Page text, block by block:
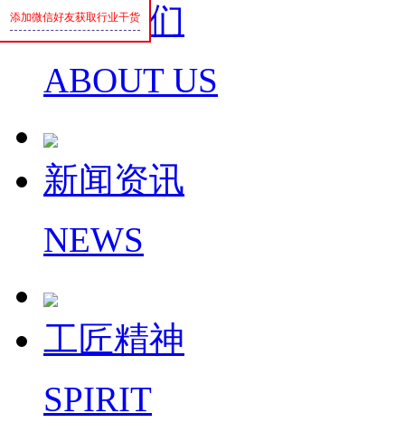
关于我们
ABOUT US
新闻资讯
NEWS
工匠精神
SPIRIT
添加微信好友获取行业干货